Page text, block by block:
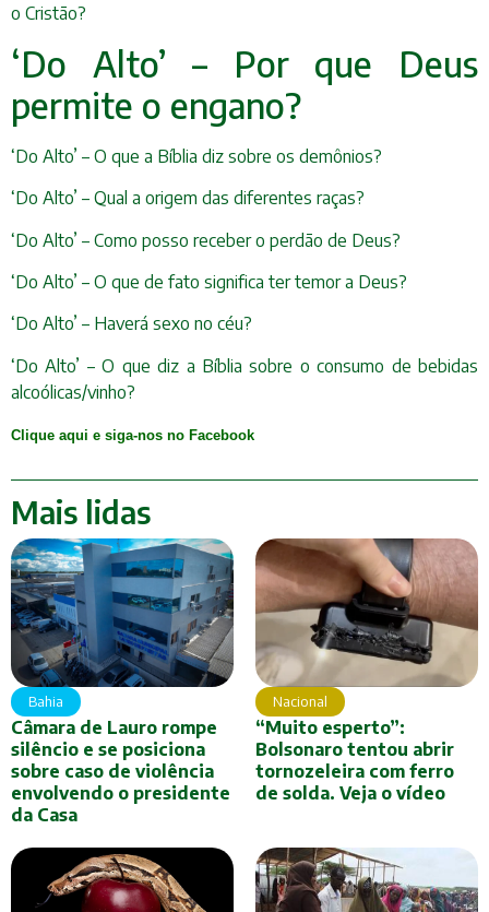
o Cristão?
‘Do Alto’ – Por que Deus
permite o engano?
‘Do Alto’ – O que a Bíblia diz sobre os demônios?
‘Do Alto’ – Qual a origem das diferentes raças?
‘Do Alto’ – Como posso receber o perdão de Deus?
‘Do Alto’ – O que de fato significa ter temor a Deus?
‘Do Alto’ – Haverá sexo no céu?
‘Do Alto’ – O que diz a Bíblia sobre o consumo de bebidas
alcoólicas/vinho?
Clique aqui e siga-nos no Facebook
Mais lidas
Bahia
Câmara de Lauro rompe
silêncio e se posiciona
sobre caso de violência
envolvendo o presidente
da Casa
Nacional
“Muito esperto”:
Bolsonaro tentou abrir
tornozeleira com ferro
de solda. Veja o vídeo